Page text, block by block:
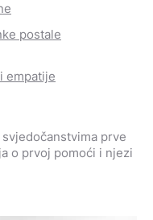
postale
empatije
prve
o prvoj pomoći i njezi